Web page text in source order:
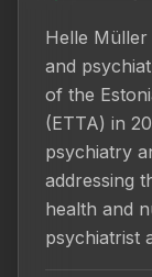
Helle
and
of the
(ETTA) in
psychiatry
addressing
health and
psychiatrist